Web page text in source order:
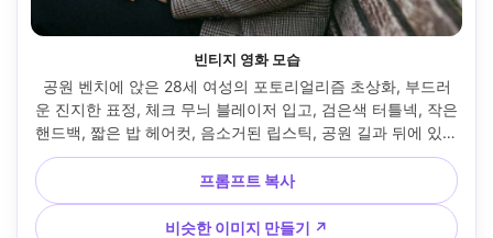
빈티지 영화 모습
공원 벤치에 앉은 28세 여성의 포토리얼리즘 초상화, 부드러
운 진지한 표정, 체크 무늬 블레이저 입고, 검은색 터틀넥, 작은
핸드백, 짧은 밥 헤어컷, 음소거된 립스틱, 공원 길과 뒤에 있는
오래된 등대, 은은한 안개가 있는 늦은 오후 빛, 캐논 5D Mark
IV, 50mm f/1.4, 얕은 깊이, 약간 중심이 벗어난 프레임, 향수
무드, 사실적인 피부 질감, 미세한 그레인 필름 미학, 고해상도,
날카로운 눈, 퇴색된 필름 색상 등급 --ar 4:5
프롬프트 복사
비슷한 이미지 만들기 ↗